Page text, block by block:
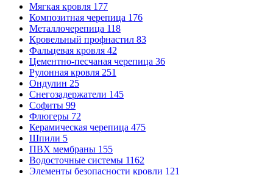
Мягкая кровля 177
Композитная черепица 176
Металлочерепица 118
Кровельный профнастил 83
Фальцевая кровля 42
Цементно-песчаная черепица 36
Рулонная кровля 251
Ондулин 25
Снегозадержатели 145
Софиты 99
Флюгеры 72
Керамическая черепица 475
Шпили 5
ПВХ мембраны 155
Водосточные системы 1162
Элементы безопасности кровли 121